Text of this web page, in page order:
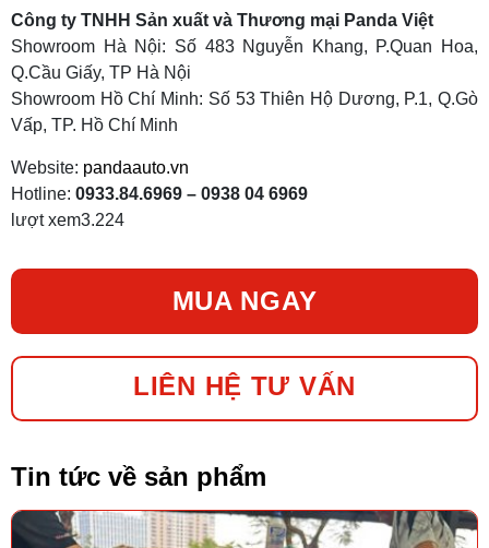
Công ty TNHH Sản xuất và Thương mại Panda Việt
Showroom Hà Nội: Số 483 Nguyễn Khang, P.Quan Hoa,
Q.Cầu Giấy, TP Hà Nội
Showroom Hồ Chí Minh: Số 53 Thiên Hộ Dương, P.1, Q.Gò
Vấp, TP. Hồ Chí Minh
Website: pandaauto.vn
Hotline: 0933.84.6969 – 0938 04 6969
lượt xem3.224
MUA NGAY
LIÊN HỆ TƯ VẤN
Tin tức về sản phẩm